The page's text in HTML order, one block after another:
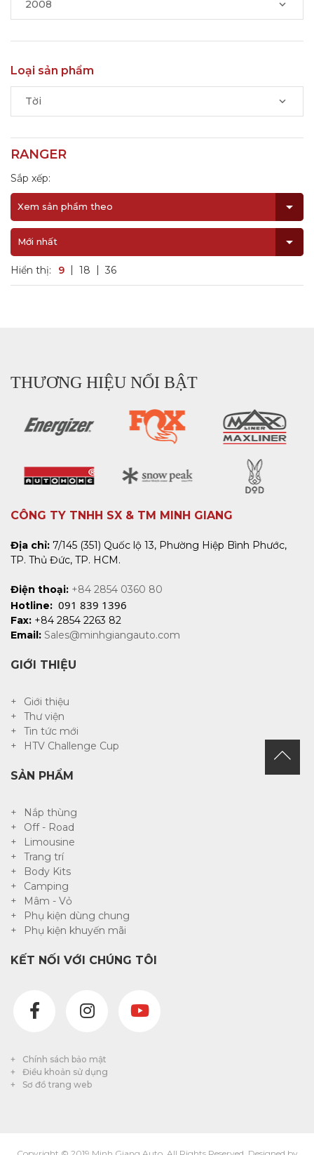
2008
Loại sản phẩm
Tời
RANGER
Sắp xếp:
Xem sản phẩm theo
Mới nhất
Hiển thị: 9 18 36
THƯƠNG HIỆU NỔI BẬT
CÔNG TY TNHH SX & TM MINH GIANG
Địa chỉ: 7/145 (351) Quốc lộ 13, Phường Hiệp Bình Phước,
TP. Thủ Đức, TP. HCM.
Điện thoại: +84 2854 0360 80
Hotline: 091 839 1396
Fax: +84 2854 2263 82
Email: Sales@minhgiangauto.com
GIỚI THIỆU
Giới thiệu
Thư viện
Tin tức mới
HTV Challenge Cup
SẢN PHẨM
Nắp thùng
Off - Road
Limousine
Trang trí
Body Kits
Camping
Mâm - Vỏ
Phụ kiện dùng chung
Phụ kiện khuyến mãi
KẾT NỐI VỚI CHÚNG TÔI
Chính sách bảo mật
Điều khoản sử dụng
Sơ đồ trang web